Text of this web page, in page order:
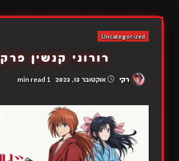
Uncategorized
רורוני קנשין פרק 15
רקי אוקטובר 13, 2023 1 min read